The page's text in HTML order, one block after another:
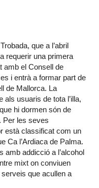
que a l’abril
requerir una primera
amb el Consell de
i entrà a formar part de
de Mallorca. La
usuaris de tota l’illa,
hi dormen són de
Per les seves
està classificat com un
Ca l’Ardiaca de Palma.
amb addicció a l’alcohol
mixt on conviuen
serveis que acullen a